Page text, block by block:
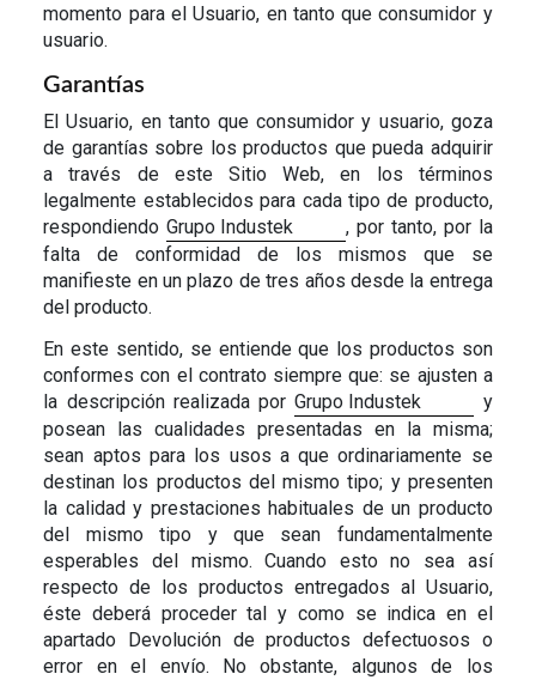
momento para el Usuario, en tanto que consumidor y
usuario.
Garantías
El Usuario, en tanto que consumidor y usuario, goza
de garantías sobre los productos que pueda adquirir
a través de este Sitio Web, en los términos
legalmente establecidos para cada tipo de producto,
respondiendoGrupo Industek
, por tanto, por la
falta de conformidad de los mismos que se
manifieste en un plazo de tres años desde la entrega
del producto.
En este sentido, se entiende que los productos son
conformes con el contrato siempre que: se ajusten a
la descripción realizada porGrupo Industek
y
posean las cualidades presentadas en la misma;
sean aptos para los usos a que ordinariamente se
destinan los productos del mismo tipo; y presenten
la calidad y prestaciones habituales de un producto
del mismo tipo y que sean fundamentalmente
esperables del mismo. Cuando esto no sea así
respecto de los productos entregados al Usuario,
éste deberá proceder tal y como se indica en el
apartado Devolución de productos defectuosos o
error en el envío. No obstante, algunos de los